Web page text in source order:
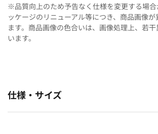
※品質向上のため予告なく仕様を変更する場
ッケージのリニューアル等につき、商品画像
ます。商品画像の色合いは、画像処理上、若
います。
仕様・サイズ